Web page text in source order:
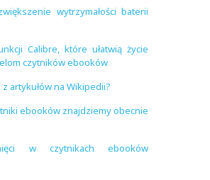
wytrzymałości baterii
Calibre, które ułatwią życie
czytników ebooków
artykułów na Wikipedii?
ebooków znajdziemy obecnie
w czytnikach ebooków